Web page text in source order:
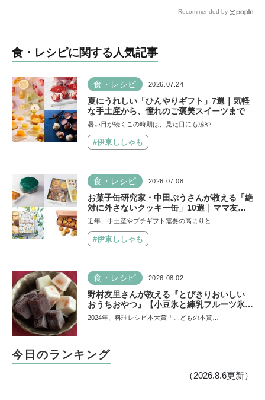
Recommended by
食・レシピに関する人気記事
食・レシピ 2026.07.24
夏にうれしい「ひんやりギフト」7選｜気軽
な手土産から、憧れのご褒美スイーツまで
暑い日が続くこの時期は、見た目にも涼や…
#伊東ししゃも
食・レシピ 2026.07.08
お菓子缶研究家・中田ぷうさんが教える「絶
対に外さないクッキー缶」10選｜ママ友や
義実家への贈り物、自分へのご褒美に！
近年、手土産やプチギフト需要の高まりと…
#伊東ししゃも
食・レシピ 2026.08.02
野村友里さんが教える『とびきりおいしい
おうちおやつ』【小豆氷と練乳フルーツ氷】
は暑い夏にぴったり！ 小学生でもお手伝い
2024年、料理レシピ本大賞「こどもの本賞…
今日のランキング
（2026.8.6更新）